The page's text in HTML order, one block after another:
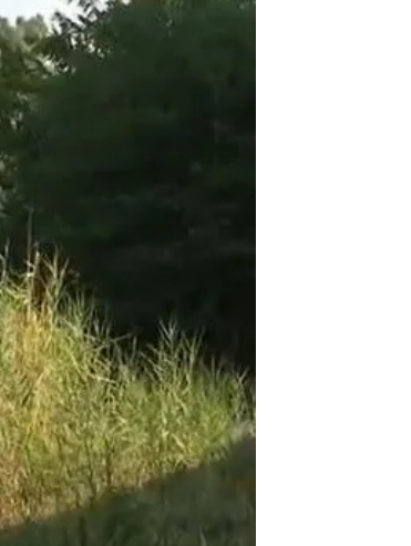
en el río Guadalquivir, Sevilla | A3N